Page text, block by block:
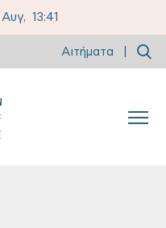
13:42
Αιτήματα